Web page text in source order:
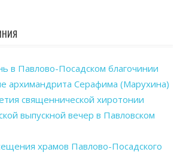
в Павлово-Посадском благочинии
архимандрита Серафима (Марухина)
священнической хиротонии
выпускной вечер в Павловском
храмов Павлово-Посадского